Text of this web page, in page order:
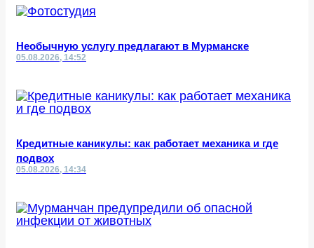
Необычную услугу предлагают в Мурманске
05.08.2026, 14:52
Кредитные каникулы: как работает механика и где
подвох
05.08.2026, 14:34